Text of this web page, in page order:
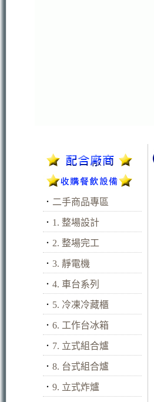
． 二手商品專區
． 1. 整場設計
． 2. 整場完工
． 3. 靜電機
． 4. 車台系列
． 5. 冷凍冷藏櫃
． 6. 工作台冰箱
． 7. 立式組合爐
． 8. 台式組合爐
． 9. 立式炸爐